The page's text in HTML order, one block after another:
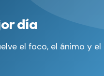
día
el foco, el ánimo y el